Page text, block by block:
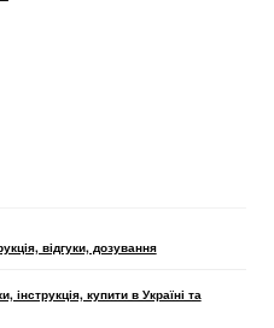
відгуки, дозування
інструкція, купити в Україні та